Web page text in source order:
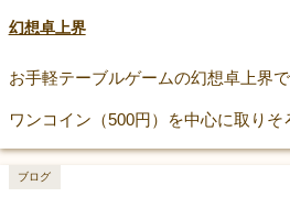
幻想卓上界
お手軽テーブルゲームの幻想卓上界で
ワンコイン（500円）を中心に取りそ
ブログ